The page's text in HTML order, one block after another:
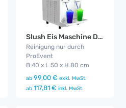
Slush Eis Maschine Doppelkammer
Reinigung nur durch
ProEvent
B 40 x L 50 x H 80 cm
ab 99,00 € exkl. MwSt.
ab 117,81 € inkl. MwSt.